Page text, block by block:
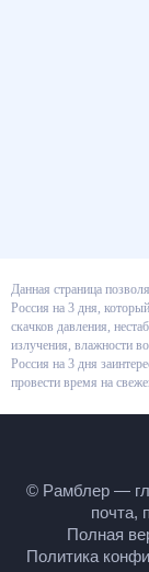
Данная страница
погоды в Туле,
людей, зависимых от
обстановки,
и т. д. Погода в Туле,
заинтересует тех,
©
гороскопы,
Полная